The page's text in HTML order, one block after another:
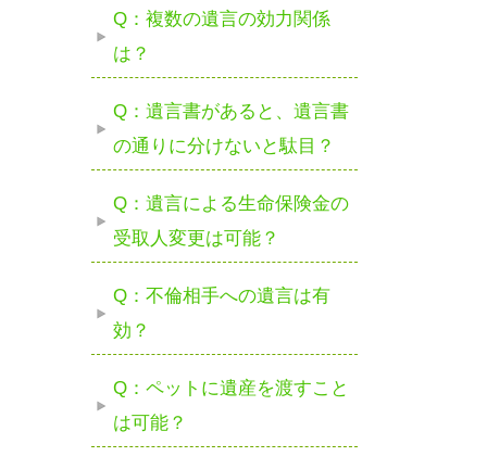
Q：複数の遺言の効力関係
は？
Q：遺言書があると、遺言書
の通りに分けないと駄目？
Q：遺言による生命保険金の
受取人変更は可能？
Q：不倫相手への遺言は有
効？
Q：ペットに遺産を渡すこと
は可能？